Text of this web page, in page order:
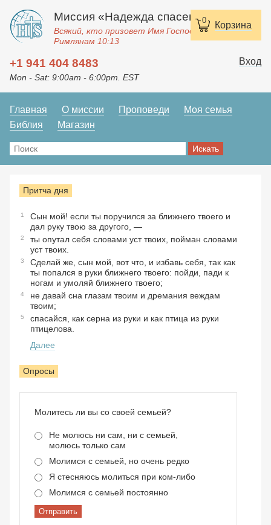
0 Корзина
Миссия «Надежда спасения»
Всякий, кто призовет Имя Господне, спасется.
Римлянам 10:13
+1 941 404 8483
Mon - Sat: 9:00am - 6:00pm. EST
Вход
Главная О миссии Проповеди
Моя семья
Библия
Магазин
Притча дня
1
Сын мой! если ты поручился за ближнего твоего и
дал руку твою за другого, —
2
ты опутал себя словами уст твоих, пойман словами
уст твоих.
3
Сделай же, сын мой, вот что, и избавь себя, так как
ты попался в руки ближнего твоего: пойди, пади к
ногам и умоляй ближнего твоего;
4
не давай сна глазам твоим и дремания веждам
твоим;
5
спасайся, как серна из руки и как птица из руки
птицелова.
Далее
Опросы
Молитесь ли вы со своей семьей?
Не молюсь ни сам, ни с семьей,
молюсь только сам
Молимся с семьей, но очень редко
Я стесняюсь молиться при ком-либо
Молимся с семьей постоянно
Отправить